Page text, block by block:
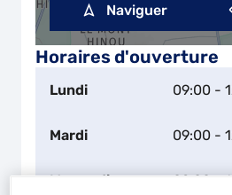
Horaires d'ouverture
Lundi 09:00 -
Mardi 09:00 -
Mercredi 09:00 -
Naviguer